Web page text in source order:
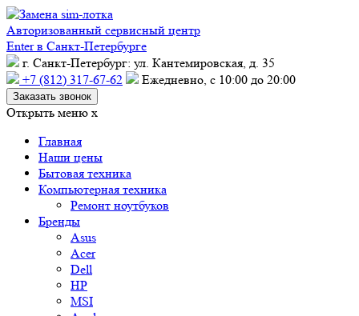
Авторизованный сервисный центр
Enter в Санкт-Петербурге
г. Санкт-Петербург: ул. Кантемировская, д. 35
+7 (812) 317-67-62
Ежедневно, с 10:00 до 20:00
Заказать звонок
Открыть меню x
Главная
Наши цены
Бытовая техника
Компьютерная техника
Ремонт ноутбуков
Бренды
Asus
Acer
Dell
HP
MSI